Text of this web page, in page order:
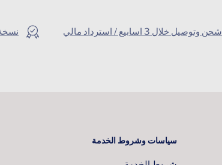
شحن وتوصيل خلال 3 اسابيع / استرداد مالي
سياسات وشروط الخدمة